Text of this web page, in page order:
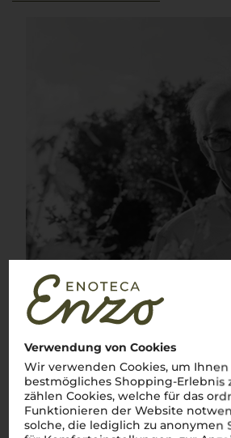
Verwendung von Cookies
Wir verwenden Cookies, um Ihnen
bestmögliches Shopping-Erlebnis
zählen Cookies, welche für das
Funktionieren der Website
solche, die lediglich zu anonymen